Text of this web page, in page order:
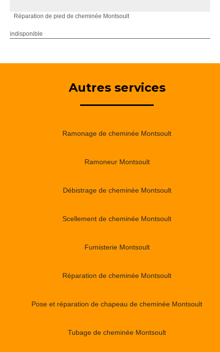
Réparation de pied de cheminée Montsoult
indisponible
Autres services
Ramonage de cheminée Montsoult
Ramoneur Montsoult
Débistrage de cheminée Montsoult
Scellement de cheminée Montsoult
Fumisterie Montsoult
Réparation de cheminée Montsoult
Pose et réparation de chapeau de cheminée Montsoult
Tubage de cheminée Montsoult